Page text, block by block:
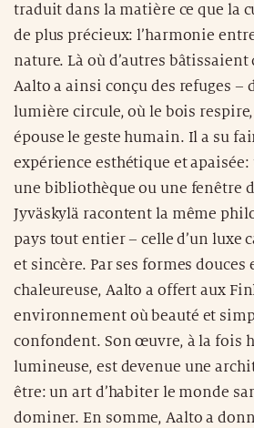
traduit dans la matière ce que la
de plus précieux: l’harmonie
nature. Là où d’autres
Aalto a ainsi conçu des refuges –
lumière circule, où le bois
épouse le geste humain. Il a su
expérience esthétique et apaisée:
une bibliothèque ou une fenêtre
Jyväskylä racontent la même
pays tout entier – celle d’un luxe
et sincère. Par ses formes douces
chaleureuse, Aalto a offert aux
environnement où beauté et
confondent. Son œuvre, à la fois
lumineuse, est devenue une
être: un art d’habiter le monde
dominer. En somme, Aalto a